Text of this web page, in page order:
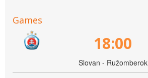
Games
18:00
Slovan - Ružomberok